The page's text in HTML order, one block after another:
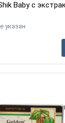
Baby с
указан